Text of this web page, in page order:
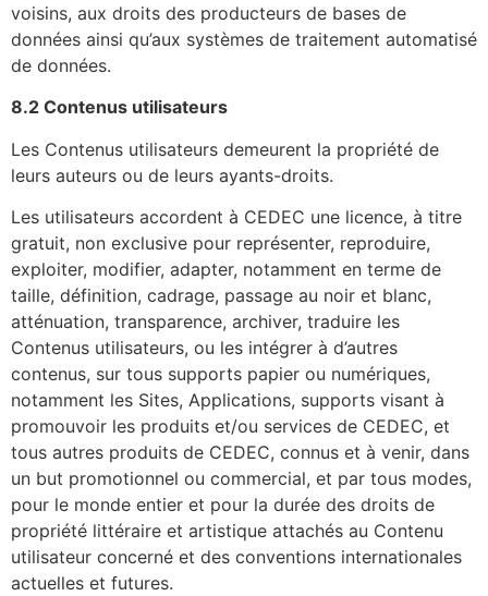
voisins, aux droits des producteurs de bases de
données ainsi qu’aux systèmes de traitement automatisé
de données.
8.2 Contenus utilisateurs
Les Contenus utilisateurs demeurent la propriété de
leurs auteurs ou de leurs ayants-droits.
Les utilisateurs accordent à CEDEC une licence, à titre
gratuit, non exclusive pour représenter, reproduire,
exploiter, modifier, adapter, notamment en terme de
taille, définition, cadrage, passage au noir et blanc,
atténuation, transparence, archiver, traduire les
Contenus utilisateurs, ou les intégrer à d’autres
contenus, sur tous supports papier ou numériques,
notamment les Sites, Applications, supports visant à
promouvoir les produits et/ou services de CEDEC, et
tous autres produits de CEDEC, connus et à venir, dans
un but promotionnel ou commercial, et par tous modes,
pour le monde entier et pour la durée des droits de
propriété littéraire et artistique attachés au Contenu
utilisateur concerné et des conventions internationales
actuelles et futures.